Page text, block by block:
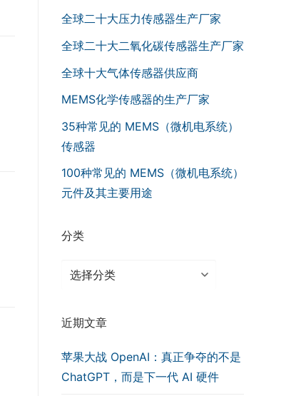
全球二十大压力传感器生产厂家
全球二十大二氧化碳传感器生产厂家
全球十大气体传感器供应商
MEMS化学传感器的生产厂家
35种常见的 MEMS（微机电系统）
传感器
100种常见的 MEMS（微机电系统）
元件及其主要用途
分类
分
近期文章
苹果大战 OpenAI：真正争夺的不是
ChatGPT，而是下一代 AI 硬件